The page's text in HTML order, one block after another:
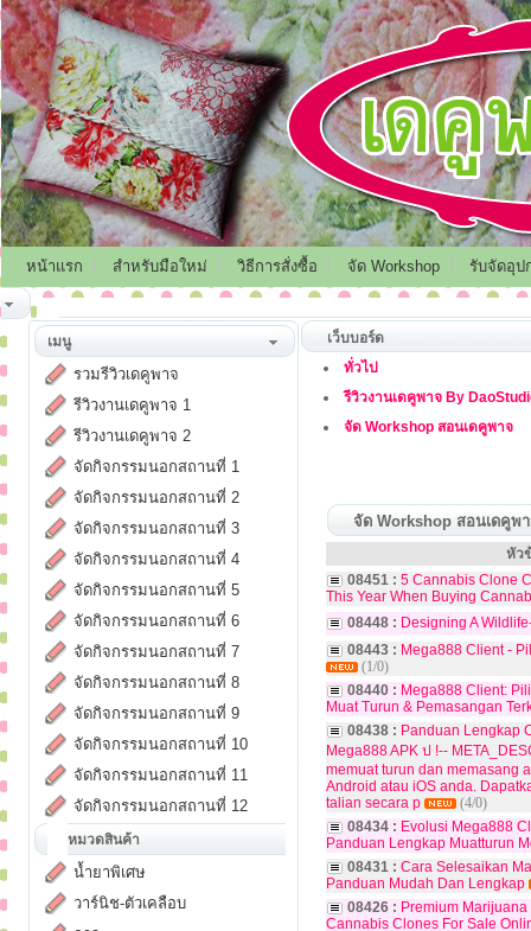
หน้าแรก สำหรับมือใหม่ วิธีการสั่งซื้อ จัด Workshop รับจัดอุป
เมนู
รวมรีวิวเดคูพาจ
รีวิวงานเดคูพาจ 1
รีวิวงานเดคูพาจ 2
จัดกิจกรรมนอกสถานที่ 1
จัดกิจกรรมนอกสถานที่ 2
จัดกิจกรรมนอกสถานที่ 3
จัดกิจกรรมนอกสถานที่ 4
จัดกิจกรรมนอกสถานที่ 5
จัดกิจกรรมนอกสถานที่ 6
จัดกิจกรรมนอกสถานที่ 7
จัดกิจกรรมนอกสถานที่ 8
จัดกิจกรรมนอกสถานที่ 9
จัดกิจกรรมนอกสถานที่ 10
จัดกิจกรรมนอกสถานที่ 11
จัดกิจกรรมนอกสถานที่ 12
หมวดสินค้า
น้ำยาพิเศษ
วาร์นิช-ตัวเคลือบ
เว็บบอร์ด
ทั่วไป
รีวิวงานเดคูพาจ By
จัด Workshop สอนเดคูพาจ
จัด Workshop สอนเดคูพ
หัว
08451 : 5 Cannabis Clone
This Year When Buying
08448 : Designing A
08443 : Mega888 Client -
(1/0)
08440 : Mega888 Client:
Muat Turun & Pemasangan
08438 : Panduan Lengkap
Mega888 APK ป !--
memuat turun dan memasang
Android atau iOS anda.
talian secara p
(4/0)
08434 : Evolusi Mega888
Panduan Lengkap Muatturun
08431 : Cara Selesaikan
Panduan Mudah Dan Lengkap
08426 : Premium
Cannabis Clones For Sale